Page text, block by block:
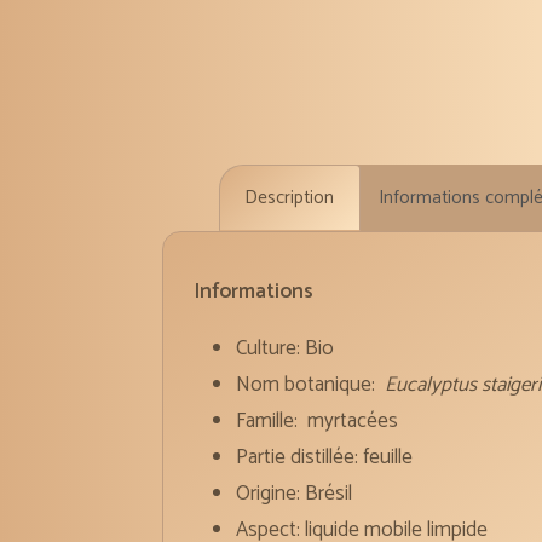
Description Informations
Informations
Culture: Bio
Nom botanique: Eucalyptus
Famille: myrtacées
Partie distillée: feuille
Origine: Brésil
Aspect: liquide mobile limpide